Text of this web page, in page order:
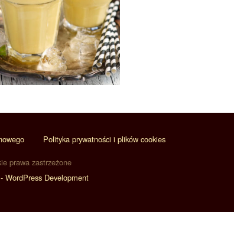
Polityka prywatności i plików cookies
prawa zastrzeżone
WordPress Development